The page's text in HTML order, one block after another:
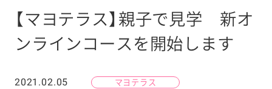
【マヨテラス】親子で見学 新オ
ンラインコースを開始します
2021.02.05 マヨテラス